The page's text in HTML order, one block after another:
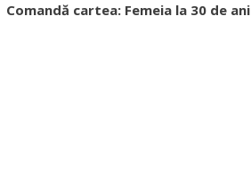
Comandă cartea: Femeia la 30 de ani